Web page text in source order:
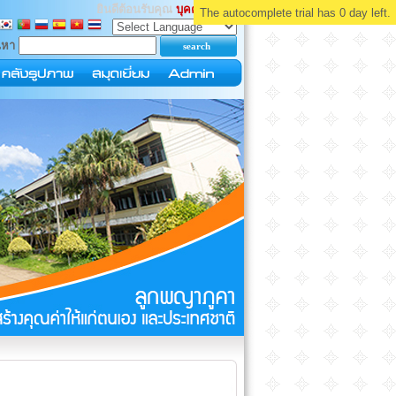
ยินดีต้อนรับคุณ บุคคลทั่วไป
า
The autocomplete trial has 0 day left.